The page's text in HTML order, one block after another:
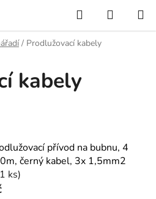
Hledat
KOŠÍK
/ Prodlužovací kabely
kabely
přívod na bubnu, 4
černý kabel, 3x 1,5mm2
ks)